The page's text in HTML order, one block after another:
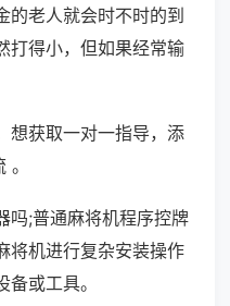
的老人就会时不时的到
打得小，但如果经常输
想获取一对一指导，添
吗;普通麻将机程序控牌
将机进行复杂安装操作
或工具。